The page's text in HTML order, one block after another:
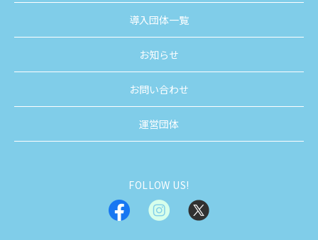
導入団体一覧
お知らせ
お問い合わせ
運営団体
FOLLOW US!